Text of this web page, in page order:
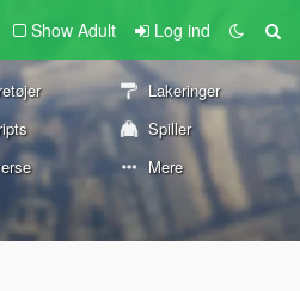
Show Adult Log ind
Lakeringer
Spiller
Mere